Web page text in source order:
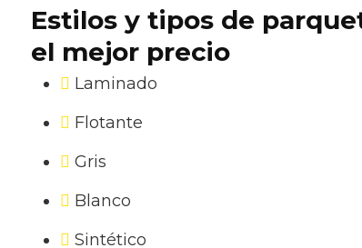
Estilos y tipos de
el mejor precio
Laminado
Flotante
Gris
Blanco
Sintético